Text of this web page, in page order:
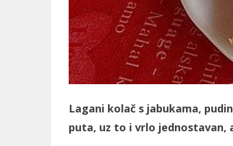
Lagani kolač s jabukama,
puta, uz to i vrlo jednostavan,